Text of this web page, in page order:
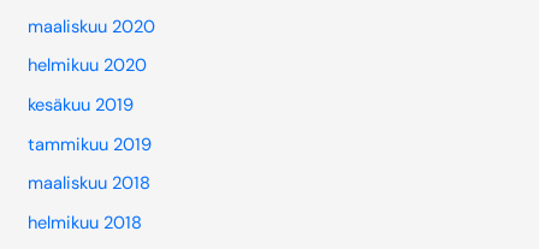
maaliskuu 2020
helmikuu 2020
kesäkuu 2019
tammikuu 2019
maaliskuu 2018
helmikuu 2018